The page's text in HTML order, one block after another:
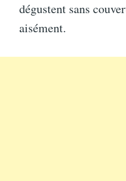
dégustent sans
aisément.